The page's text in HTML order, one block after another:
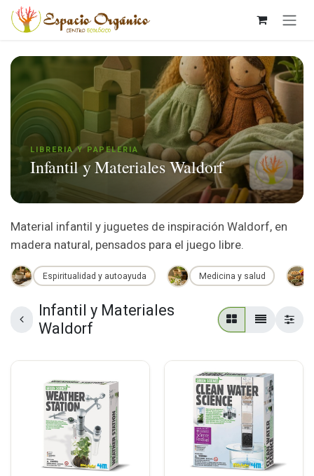
Ir al contenido
LIBRERIA Y PAPELERIA
Infantil y Materiales Waldorf
Material infantil y juguetes de inspiración Waldorf, en
madera natural, pensados para el juego libre.
Espiritualidad y autoayuda Medicina y salud
Infantil y Materiales
Waldorf